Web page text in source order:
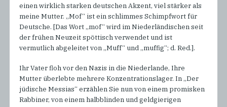
einen wirklich starken deutschen Akzent, viel stärker als
meine Mutter. „Mof“ ist ein schlimmes Schimpfwort für
Deutsche. [Das Wort „mof“ wird im Niederländischen seit
der frühen Neuzeit spöttisch verwendet und ist
vermutlich abgeleitet von „Muff“ und „muffig“; d. Red.].
Ihr Vater floh vor den Nazis in die Niederlande, Ihre
Mutter überlebte mehrere Konzentrationslager. In „Der
jüdische Messias“ erzählen Sie nun von einem promisken
Rabbiner, von einem halbblinden und geldgierigen